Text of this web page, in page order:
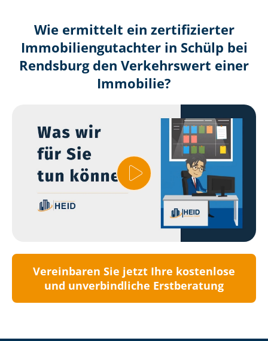
Wie ermittelt ein zertifizierter
Immobilien­gutachter in Schülp bei
Rendsburg den Verkehrswert einer
Immobilie?
Vereinbaren Sie jetzt Ihre kostenlose
und unverbindliche Erstberatung